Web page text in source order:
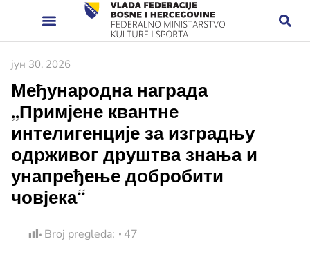
јун 30, 2026
Међународна награда
„Примјене квантне
интелигенције за изградњу
одрживог друштва знања и
унапређење добробити
човјека“
Broj pregleda: 47